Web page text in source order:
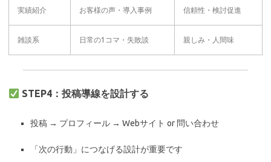
実績紹介 お客様の声・導入事例 信頼性・検討促進
雑談系 日常の1コマ・失敗談 親しみ・人間味
STEP4：投稿導線を設計する
投稿 → プロフィール → Webサイト or 問い合わせ
「次の行動」につなげる設計が重要です